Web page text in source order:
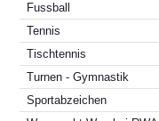
Fussball
Tennis
Tischtennis
Turnen - Gymnastik
Sportabzeichen